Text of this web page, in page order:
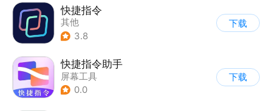
快捷指令
其他
3.8
下载
快捷指令助手
屏幕工具
0.0
下载